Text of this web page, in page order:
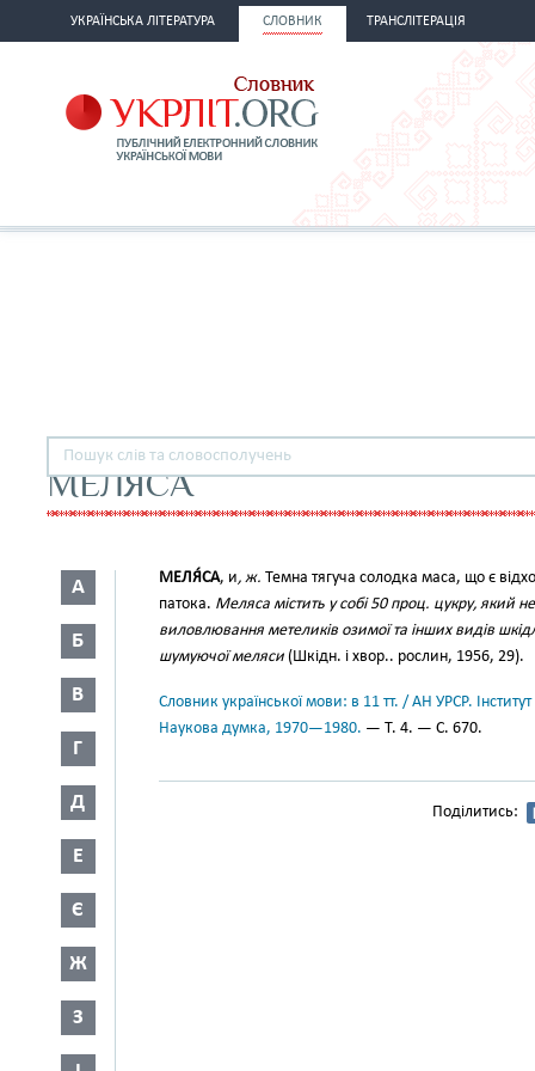
УКРАЇНСЬКА ЛІТЕРАТУРА СЛОВНИК ТРАНСЛІТЕРАЦІЯ
МЕЛЯСА
А
Б
В
Г
Д
Е
Є
Ж
З
МЕЛЯ́СА, и, ж. Темна тягуча солодка маса, що є
патока. Меляса містить у собі 50 проц. цукру, який не
виловлювання метеликів озимої та інших видів
шумуючої меляси (Шкідн. і хвор.. рослин, 1956, 29).
Словник української мови: в 11 тт. / АН УРСР.
Наукова думка, 1970—1980. — Т. 4. — С. 670.
Поділитись: